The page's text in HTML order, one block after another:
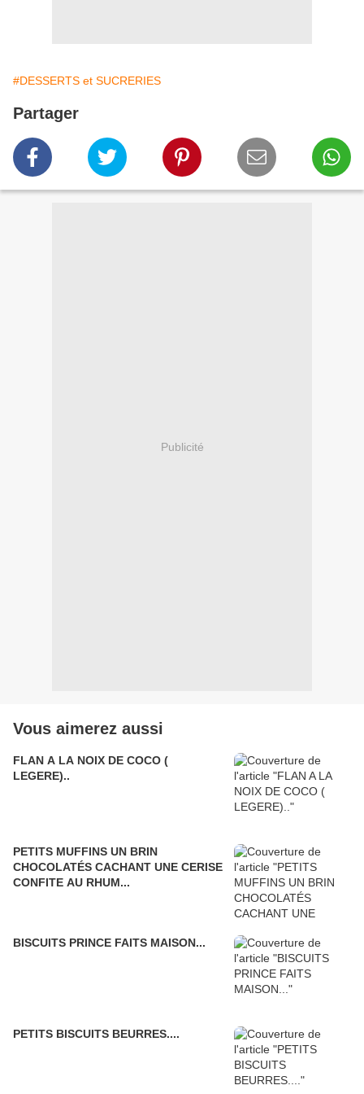
#DESSERTS et SUCRERIES
Partager
Publicité
Vous aimerez aussi
FLAN A LA NOIX DE COCO (
LEGERE)..
PETITS MUFFINS UN BRIN
CHOCOLATÉS CACHANT UNE CERISE
CONFITE AU RHUM...
BISCUITS PRINCE FAITS MAISON...
PETITS BISCUITS BEURRES....